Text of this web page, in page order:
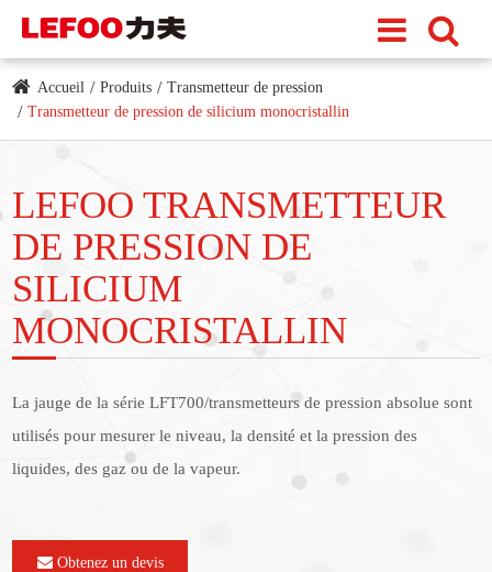
Accueil Produits
Transmetteur de pression
Transmetteur de pression de silicium monocristallin
LEFOO TRANSMETTEUR
DE PRESSION DE
SILICIUM
MONOCRISTALLIN
La jauge de la série LFT700/transmetteurs de pression absolue sont
utilisés pour mesurer le niveau, la densité et la pression des
liquides, des gaz ou de la vapeur.
Obtenez un devis